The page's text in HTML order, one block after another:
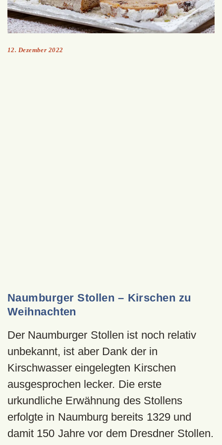
12. Dezember 2022
Naumburger Stollen – Kirschen zu
Weihnachten
Der Naumburger Stollen ist noch relativ
unbekannt, ist aber Dank der in
Kirschwasser eingelegten Kirschen
ausgesprochen lecker. Die erste
urkundliche Erwähnung des Stollens
erfolgte in Naumburg bereits 1329 und
damit 150 Jahre vor dem Dresdner Stollen.